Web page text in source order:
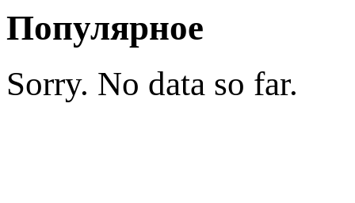
Популярное
Sorry. No data so far.